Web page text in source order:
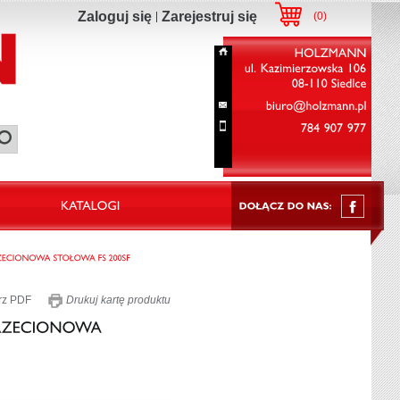
(0)
Zaloguj się Zarejestruj się
HOLZMANN
Kazimierzowska 106
biuro@holzmann.pl
PDF Drukuj kartę produktu